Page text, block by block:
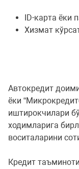
ID-карта ёки
Хизмат
Aвтокредит
ёки
иштирокчилари
ходимларига
воситаларини
Кредит